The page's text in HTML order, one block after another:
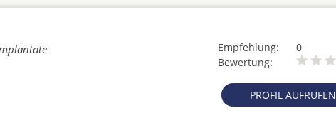
Empfehlung:
0
Bewertung:
PROFIL AUFRUFEN